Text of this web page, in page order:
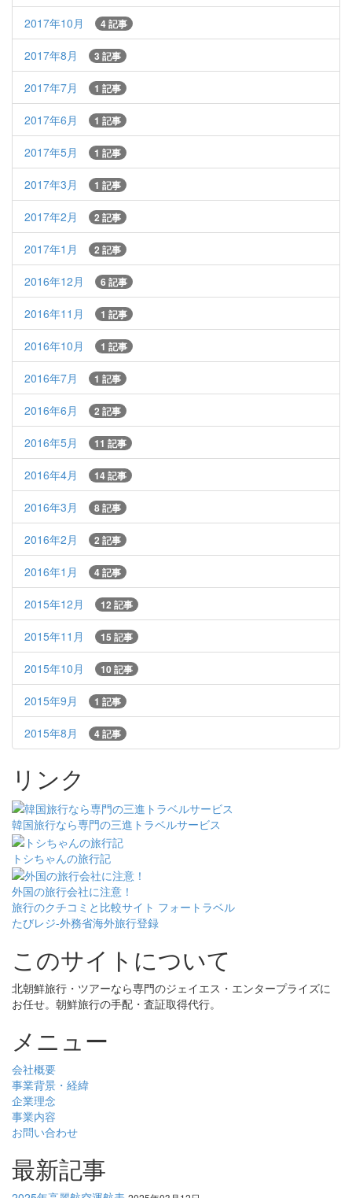
2017年10月 4 記事
2017年8月 3 記事
2017年7月 1 記事
2017年6月 1 記事
2017年5月 1 記事
2017年3月 1 記事
2017年2月 2 記事
2017年1月 2 記事
2016年12月 6 記事
2016年11月 1 記事
2016年10月 1 記事
2016年7月 1 記事
2016年6月 2 記事
2016年5月 11 記事
2016年4月 14 記事
2016年3月 8 記事
2016年2月 2 記事
2016年1月 4 記事
2015年12月 12 記事
2015年11月 15 記事
2015年10月 10 記事
2015年9月 1 記事
2015年8月 4 記事
リンク
韓国旅行なら専門の三進トラベルサービス
トシちゃんの旅行記
外国の旅行会社に注意！
旅行のクチコミと比較サイト フォートラベル
たびレジ-外務省海外旅行登録
このサイトについて
北朝鮮旅行・ツアーなら専門のジェイエス・エンタープライズに
お任せ。朝鮮旅行の手配・査証取得代行。
メニュー
会社概要
事業背景・経緯
企業理念
事業内容
お問い合わせ
最新記事